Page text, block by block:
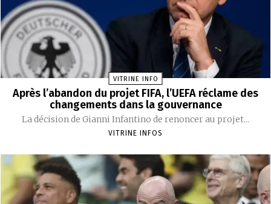
VITRINE INFO
Après l’abandon du projet FIFA, l’UEFA réclame des
changements dans la gouvernance
La décision de Gianni Infantino de renoncer au projet...
VITRINE INFOS